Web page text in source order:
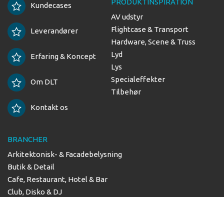
Kundecases
Leverandører
Erfaring & Koncept
Om DLT
Kontakt os
PRODUKTINSPIRATION
AV udstyr
Flightcase & Transport
Hardware, Scene & Truss
Lyd
Lys
Specialeffekter
Tilbehør
BRANCHER
Arkitektonisk- & Facadebelysning
Butik & Detail
Cafe, Restaurant, Hotel & Bar
Club, Disko & DJ